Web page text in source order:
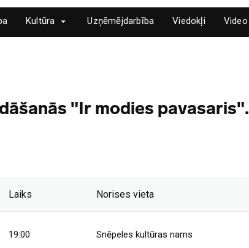
Kultūra Uzņēmējdarbība Viedokļi Video
"Ir modies pavasaris".
Laiks Norises vieta
19:00 Snēpeles kultūras nams